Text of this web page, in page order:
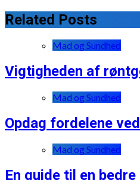
Related Posts
Mad og Sundhed
Vigtigheden af
Mad og Sundhed
Opdag fordelene
Mad og Sundhed
En guide til en